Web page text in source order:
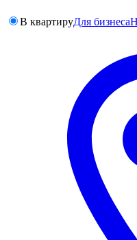
В квартируДля бизнеса